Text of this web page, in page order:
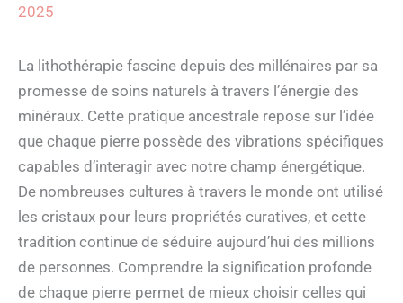
2025
La lithothérapie fascine depuis des millénaires par sa
promesse de soins naturels à travers l’énergie des
minéraux. Cette pratique ancestrale repose sur l’idée
que chaque pierre possède des vibrations spécifiques
capables d’interagir avec notre champ énergétique.
De nombreuses cultures à travers le monde ont utilisé
les cristaux pour leurs propriétés curatives, et cette
tradition continue de séduire aujourd’hui des millions
de personnes. Comprendre la signification profonde
de chaque pierre permet de mieux choisir celles qui